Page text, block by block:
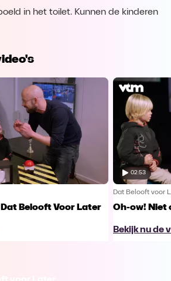
in het toilet. Kunnen de kinderen
Belooft Voor Later
02:53
Dat Belooft voor
Oh-ow! Niet
Bekijk nu de